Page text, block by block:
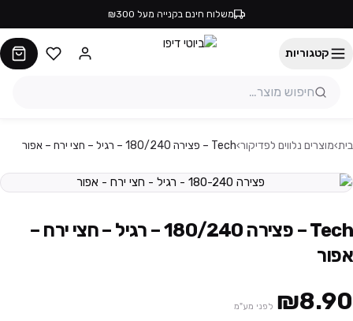
משלוח חינם בקנייה מעל ₪300
קטגוריות
בית›מוצרים נלווים לפדיקור›Tech – פצירה 180/240 – רגיל – חצי ירח – אפור
Tech – פצירה 180/240 – רגיל – חצי ירח –
אפור
₪8.90 לפני מע"מ